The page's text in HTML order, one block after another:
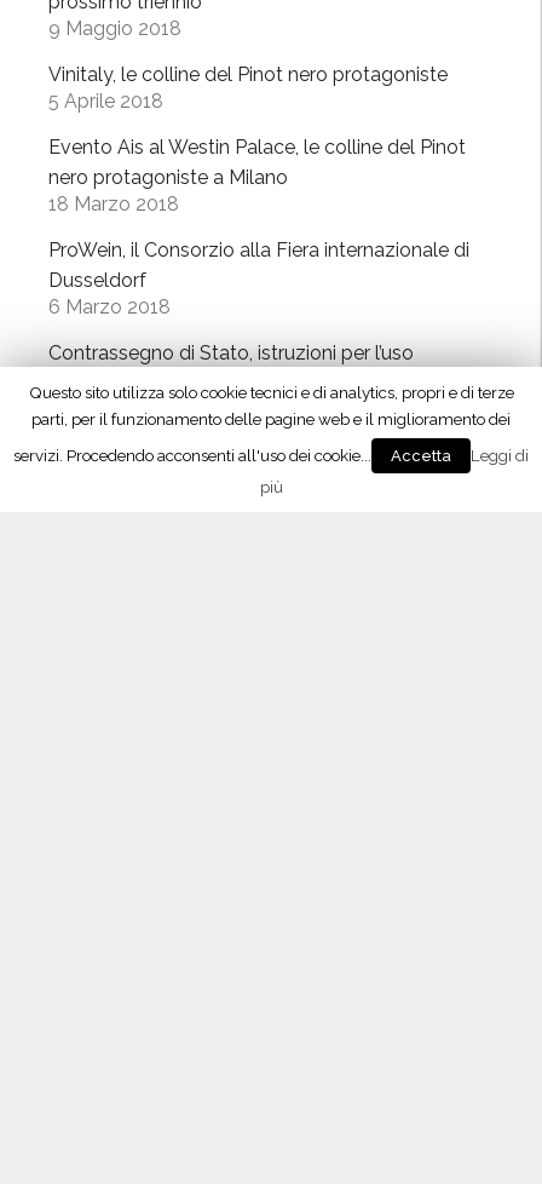
9 Maggio 2018
Vinitaly, le colline del Pinot nero protagoniste
5 Aprile 2018
Evento Ais al Westin Palace, le colline del Pinot
nero protagoniste a Milano
18 Marzo 2018
ProWein, il Consorzio alla Fiera internazionale di
Dusseldorf
6 Marzo 2018
Contrassegno di Stato, istruzioni per l’uso
Oltrepò Pavese, approvati i nuovi disciplinari di
produzione
Questo sito utilizza solo cookie tecnici e di analytics, propri e di terze
parti, per il funzionamento delle pagine web e il miglioramento dei
servizi. Procedendo acconsenti all'uso dei cookie...
Accetta
Leggi di
più